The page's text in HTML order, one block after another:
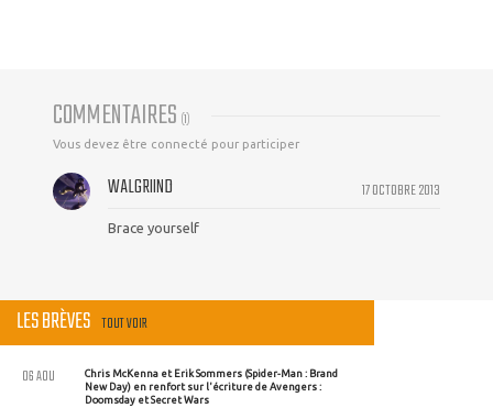
COMMENTAIRES (1)
Vous devez être connecté pour participer
17 OCTOBRE 2013
WALGRIIND
Brace yourself
LES BRÈVES TOUT VOIR
Chris McKenna et Erik Sommers (Spider-Man : Brand
New Day) en renfort sur l'écriture de Avengers :
Doomsday et Secret Wars
06 AOU